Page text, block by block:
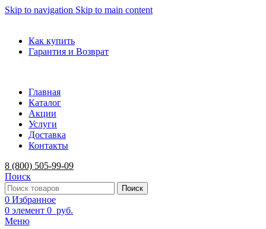
Skip to navigation Skip to main content
Как купить
Гарантия и Возврат
Главная
Каталог
Акции
Услуги
Доставка
Контакты
8 (800) 505-99-09
Поиск
Поиск
0 Избранное
0 элемент 0 руб.
Меню